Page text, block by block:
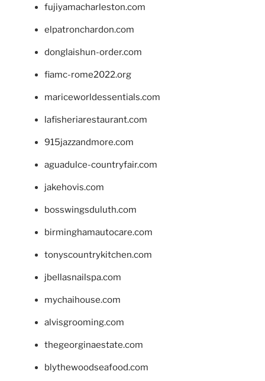
fujiyamacharleston.com
elpatronchardon.com
donglaishun-order.com
fiamc-rome2022.org
mariceworldessentials.com
lafisheriarestaurant.com
915jazzandmore.com
aguadulce-countryfair.com
jakehovis.com
bosswingsduluth.com
birminghamautocare.com
tonyscountrykitchen.com
jbellasnailspa.com
mychaihouse.com
alvisgrooming.com
thegeorginaestate.com
blythewoodseafood.com